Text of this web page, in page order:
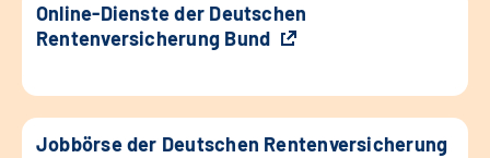
Online-Dienste der Deutschen
Rentenversicherung Bund
Jobbörse der Deutschen Rentenversicherung